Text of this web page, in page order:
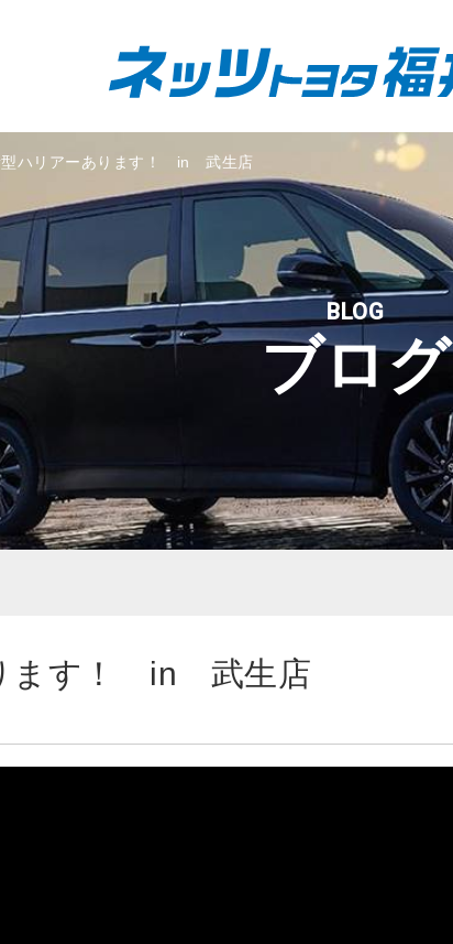
型ハリアーあります！ in 武生店
BLOG
ブログ
ます！ in 武生店